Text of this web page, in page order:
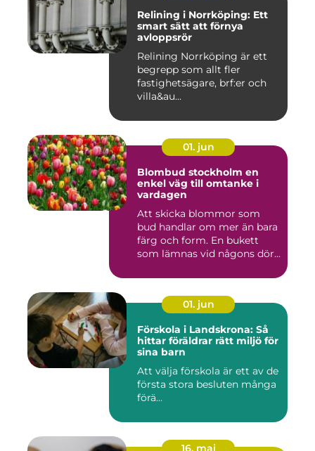
Relining i Norrköping: Ett
smart sätt att förnya
avloppsrör
Relining Norrköping är ett
begrepp som allt fler
fastighetsägare, brf:er och
villa&au...
01. jun
Blombud stockholm en
enkel väg till omtanke i
vardagen
Att skicka blommor som
bud handlar om mer än bara
färg och form. En bukett
som lämnas vid någons dör...
01. jun
Förskola i Landskrona: Så
hittar föräldrar rätt miljö för
sina barn
Att välja förskola är ett av de
första stora besluten många
förä...
16. maj